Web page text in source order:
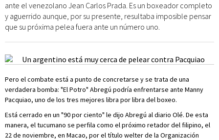
ante el venezolano Jean Carlos Prada. Es un boxeador completo
y aguerrido aunque, por su presente, resultaba imposible pensar
que su próxima pelea fuera ante un número uno.
Pero el combate está a punto de concretarse y se trata de una
verdadera bomba: "El Potro" Abregú podría enfrentarse ante Manny
Pacquiao, uno de los tres mejores libra por libra del boxeo.
Está cerrado en un "90 por ciento" le dijo Abregú al diario Olé. De esta
manera, el tucumano se perfila como el próximo retador del filipino, el
22 de noviembre, en Macao, por el título welter de la Organización